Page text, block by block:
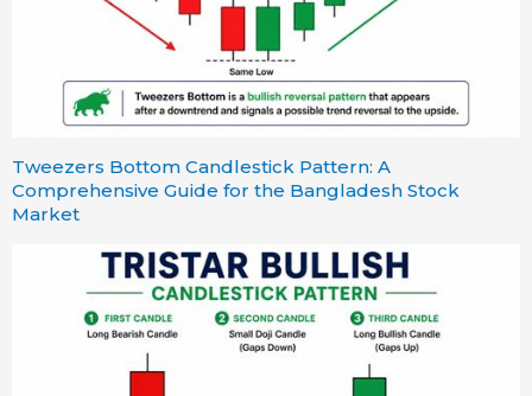
Tweezers Bottom Candlestick Pattern: A
Comprehensive Guide for the Bangladesh Stock
Market